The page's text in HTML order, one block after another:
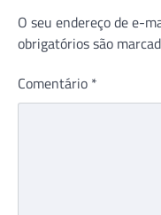
O seu endereço de e-
obrigatórios são
Comentário *